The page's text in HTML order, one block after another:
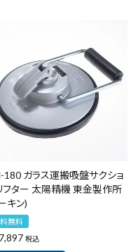
180 ガラス運搬吸盤サクショ
フター 太陽精機 東金製作所
キン)
無料
税込